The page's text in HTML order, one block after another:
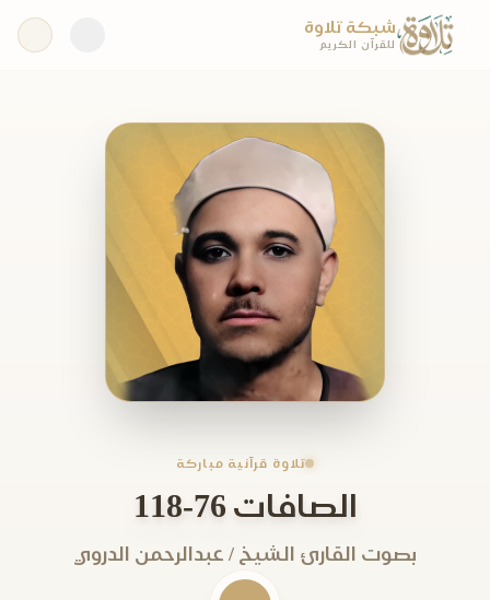
شبكة تلاوة
للقرآن الكريم
تلاوة قرآنية مباركة
الصافات 76-118
بصوت القارئ الشيخ / عبدالرحمن الدروي